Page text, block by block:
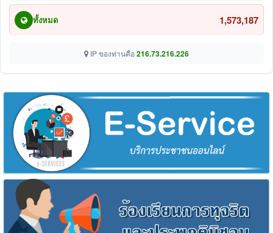
ทั้งหมด 1,573,187
IP ของท่านคือ 216.73.216.226